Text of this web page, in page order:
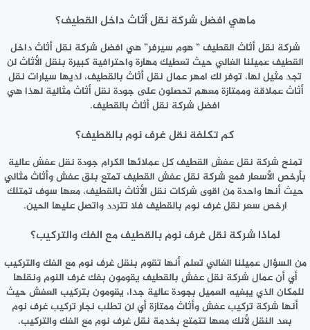
ماهي افضل شركة نقل أثاث داخل القطيف؟
شركة نقل أثاث القطيف ” هوم سيرفر” هي افضل شركة نقل أثاث داخل
القطيف عميلنا الغالي حيث تعطيك مهارة واحترافية كبيرة بنقل الأثاث لن
تجد مثيل لها، توفر لك امهر عمال نقل أثاث بالقطيف، لديها سيارات نقل
أثاث عملاقة وممتازة معهم تحصلون على جودة نقل أثاث مثالية لهذا هي
افضل شركة نقل أثاث بالقطيف.
كم تكلفة نقل غرف نوم بالقطيف؟
تمنح شركة نقل عفش القطيف كل عملائها الكرام جودة نقل عفش عالية
بأرخص الأسعار فمع شركة نقل عفش القطيف تمتع بنق عفش وأثاث مثالي
حيث أنها واحدة من اقوى شركات نقل الأثاث بالقطيف، معها سوف تمتلك
ارخص سعر نقل غرف نوم بالقطيف فلا تتردد واتصل عليها الحين.
لماذا شركة نقل غرف نوم بالقطيف مع الفك والتركيب؟
من السؤال عميلنا الغالي تعلم أنها تقوم بنقل غرف نوم مع الفك والتركيب
أي أن عمال شركة نقل عفش بالقطيف يقومون بفك غرف النوم ونقلها
للمكان الذي يبغيه العميل بجودة عالية جدا، يقومون بتركيب العفش حيث
أنها شركة تركيب عفش وأثاث ممتازة أي لن تطلب نجار تركيب غرف نوم
بعد النقل لأنك معها تتمتع بخدمة نقل غرف نوم مع الفك والتركيب.